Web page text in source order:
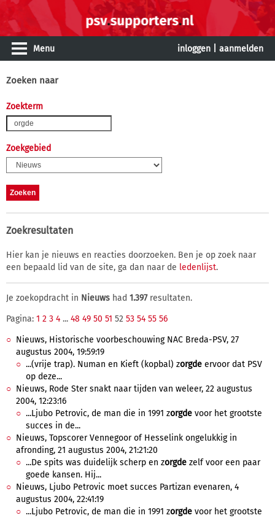
Menu inloggen aanmelden
Zoeken naar
Zoekterm
Zoekgebied
Zoekresultaten
Hier kan je nieuws en reacties doorzoeken. Ben je op zoek naar
een bepaald lid van de site, ga dan naar de ledenlijst.
Je zoekopdracht in Nieuws had 1.397resultaten.
Pagina: 1 2 3 4 ... 48 49 50 51 52 53 54 55 56
Nieuws, Historische voorbeschouwing NAC Breda-PSV, 27
augustus 2004, 19:59:19
...(vrije trap). Numan en Kieft (kopbal) zorgde ervoor dat PSV
op deze...
Nieuws, Rode Ster snakt naar tijden van weleer, 22 augustus
2004, 12:23:16
...Ljubo Petrovic, de man die in 1991 zorgde voor het grootste
succes in de...
Nieuws, Topscorer Vennegoor of Hesselink ongelukkig in
afronding, 21 augustus 2004, 21:21:20
...De spits was duidelijk scherp en zorgde zelf voor een paar
goede kansen. Hij...
Nieuws, Ljubo Petrovic moet succes Partizan evenaren, 4
augustus 2004, 22:41:19
...Ljubo Petrovic, de man die in 1991 zorgde voor het grootste